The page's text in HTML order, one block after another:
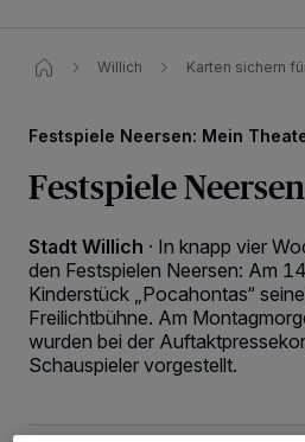
Willich Karten sichern
Festspiele Neersen: Mein
Festspiele
Stadt Willich · In knapp vier
den Festspielen Neersen: Am
Kinderstück „Pocahontas“
Freilichtbühne. Am
wurden bei der
Schauspieler vorgestellt.
personenbezogene Daten wie
Kennungen auf Ihrem Gerät zu. Durch
Tracking-Technologien für die unter
verarbeiten Daten, um Ihnen Dienste
Zwecke. Wenn Tracker deaktiviert sind,
Anzeigen möglicherweise nicht mehr so
dieses Menü jederzeit wieder aufrufen,
ändern oder Ihre Einwilligung zu